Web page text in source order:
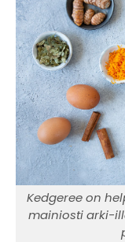
Kedgeree on
mainiosti arki-